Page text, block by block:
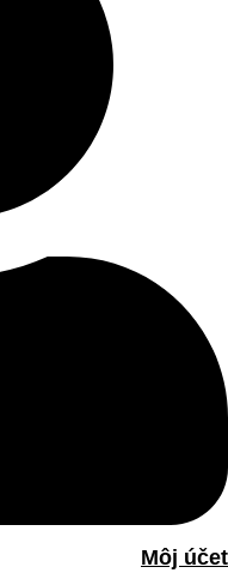
Môj účet